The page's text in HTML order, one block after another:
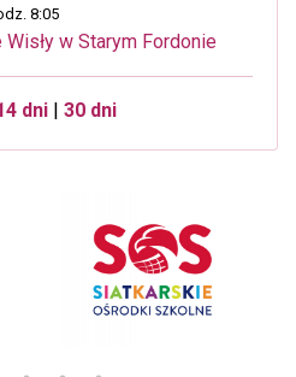
8:05
w Starym Fordonie
dni| 30 dni